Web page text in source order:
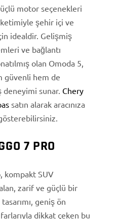
motor seçenekleri
şehir içi ve
idealdir. Gelişmiş
ve bağlantı
olan Omoda 5,
güvenli hem de
sunar. Chery
satın alarak aracınıza
7 PRO
kompakt SUV
zarif ve güçlü bir
geniş ön
farlarıyla dikkat çeken bu